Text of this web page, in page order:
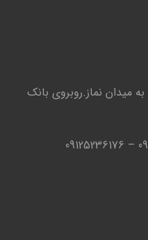
میدان نماز.روبروی بانک